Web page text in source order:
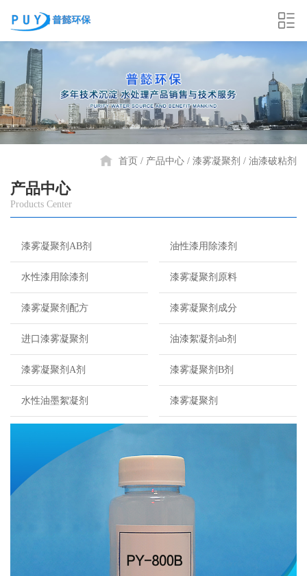
首页 产品中心 漆雾凝聚剂 油漆破粘剂
产品中心
Products Center
漆雾凝聚剂AB剂 油性漆用除漆剂
水性漆用除漆剂 漆雾凝聚剂原料
漆雾凝聚剂配方 漆雾凝聚剂成分
进口漆雾凝聚剂 油漆絮凝剂ab剂
漆雾凝聚剂A剂 漆雾凝聚剂B剂
水性油墨絮凝剂 漆雾凝聚剂